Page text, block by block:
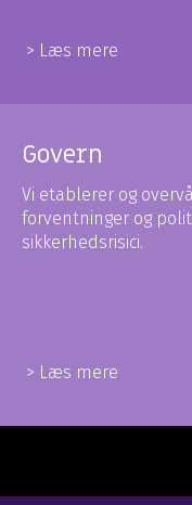
> Læs mere
Govern
Vi etablerer og
forventninger og
sikkerhedsrisici.
> Læs mere